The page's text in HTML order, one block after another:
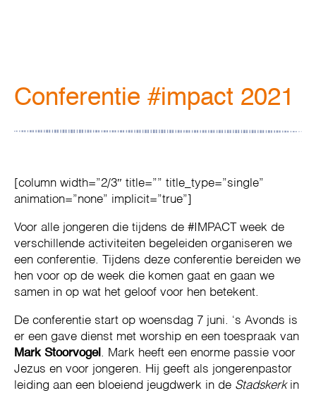
Conferentie #impact 2021
[column width=”2/3″ title=”” title_type=”single”
animation=”none” implicit=”true”]
Voor alle jongeren die tijdens de #IMPACT week de
verschillende activiteiten begeleiden organiseren we
een conferentie. Tijdens deze conferentie bereiden we
hen voor op de week die komen gaat en gaan we
samen in op wat het geloof voor hen betekent.
De conferentie start op woensdag 7 juni. ‘s Avonds is
er een gave dienst met worship en een toespraak van
Mark Stoorvogel . Mark heeft een enorme passie voor
Jezus en voor jongeren. Hij geeft als jongerenpastor
leiding aan een bloeiend jeugdwerk in de Stadskerkin